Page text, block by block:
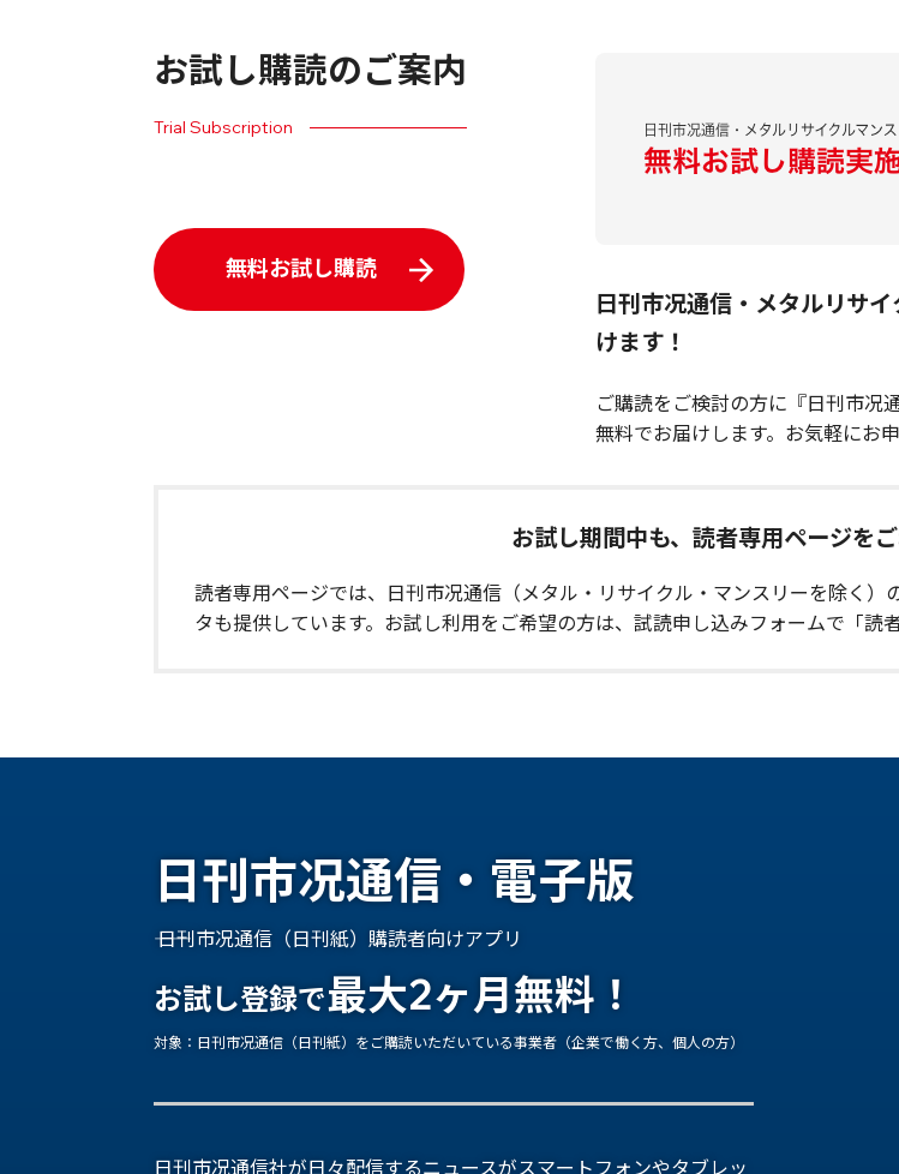
お試し購読のご案内
Trial Subscription
無料お試し購読
日刊市况通信・メタルリサ
けます！
ご購読をご検討の方に『日刊市况
無料でお届けします。お気軽にお申
お試し期間中も、読者専用ページをご
読者専用ページでは、日刊市况通信（メタル・リサイクル・マンスリーを除く
タも提供しています。お試し利用をご希望の方は、試読申し込みフォームで「読
日刊市况通信・電子版
―― 日刊市况通信（日刊紙）購読者向けアプリ
お試し登録で最大2ヶ月無料！
対象：日刊市况通信（日刊紙）をご購読いただいている事業者（企業で働く方、個人の方）
日刊市况通信社が日々配信するニュースがスマートフォンやタブレッ